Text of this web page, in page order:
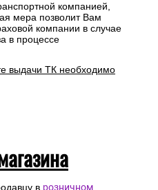
компанией,
мера позволит Вам
компании в случае
в процессе
выдачи ТК необходимо
в розничном